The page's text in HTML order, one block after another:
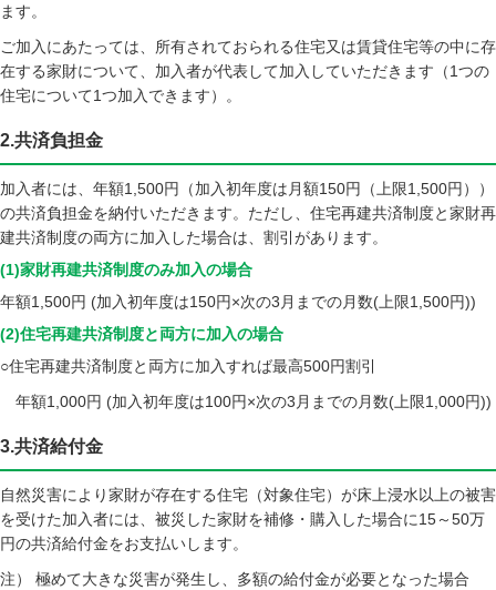
ます。
ご加入にあたっては、所有されておられる住宅又は賃貸住宅等の中に存
在する家財について、加入者が代表して加入していただきます（1つの
住宅について1つ加入できます）。
2.共済負担金
加入者には、年額1,500円（加入初年度は月額150円（上限1,500円））
の共済負担金を納付いただきます。ただし、住宅再建共済制度と家財再
建共済制度の両方に加入した場合は、割引があります。
(1)家財再建共済制度のみ加入の場合
年額1,500円 (加入初年度は150円×次の3月までの月数(上限1,500円))
(2)住宅再建共済制度と両方に加入の場合
○住宅再建共済制度と両方に加入すれば最高500円割引
年額1,000円 (加入初年度は100円×次の3月までの月数(上限1,000円))
3.共済給付金
自然災害により家財が存在する住宅（対象住宅）が床上浸水以上の被害
を受けた加入者には、被災した家財を補修・購入した場合に15～50万
円の共済給付金をお支払いします。
注） 極めて大きな災害が発生し、多額の給付金が必要となった場合